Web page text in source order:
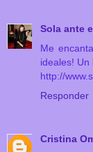
Sola ante
Me
ideales! Un
http://
Responder
Cristina